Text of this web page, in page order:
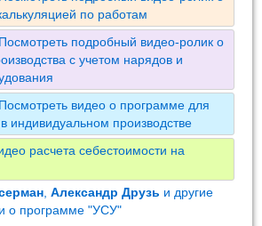
по работам
подробный видео-ролик о
с учетом нарядов и
видео о программе для
в индивидуальном производстве
расчета себестоимости на
,Александр Друзь и другие
о программе "УСУ"